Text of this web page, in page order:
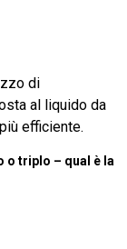
di
al liquido da
efficiente.
o triplo – qual è la